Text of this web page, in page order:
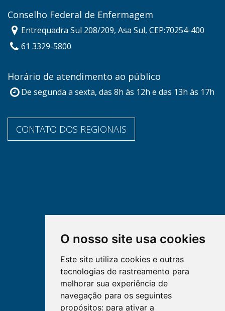
O nosso site usa cookies
Este site utiliza cookies e outras
tecnologias de rastreamento para
melhorar sua experiência de
navegação para os seguintes
propósitos: para ativar a
Conselho Federal de Enfermagem
Entrequadra Sul 208/209, Asa Sul, CEP:70254-400
61 3329-5800
Horário de atendimento ao público
De segunda a sexta, das 8h às 12h e das 13h às 17h
CONTATO DOS REGIONAIS